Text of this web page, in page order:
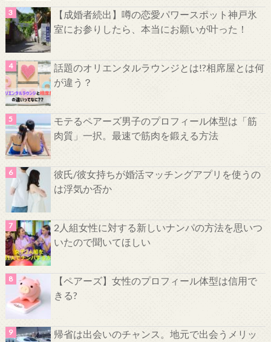
【成婚者続出】噂の恋愛パワースポット神戸氷
室にお参りしたら、本当にお願いが叶った！
話題のオリエンタルラウンジとは!?相席屋とは何
が違う？
モテるペアーズ男子のプロフィール体型は「筋
肉質」一択。最速で筋肉を鍛える方法
彼氏/彼女持ちが婚活マッチングアプリを使うの
は浮気か否か
2人組女性に対する新しいナンパの方法を思いつ
いたので聞いてほしい
【ペアーズ】女性のプロフィール体型は信用で
きる?
帰省は出会いのチャンス。地元で出会うメリッ